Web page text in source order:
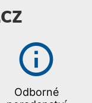
Odborné